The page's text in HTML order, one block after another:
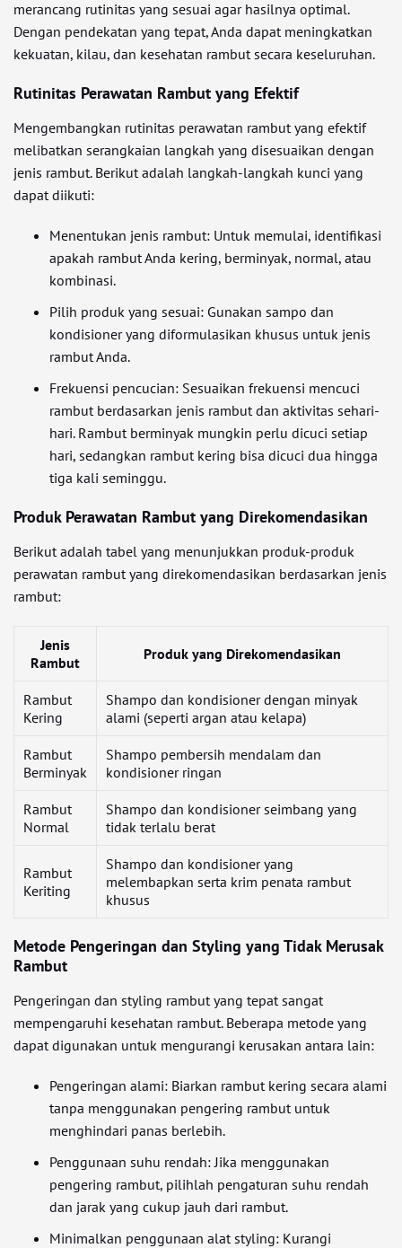
merancang rutinitas yang sesuai agar hasilnya optimal.
Dengan pendekatan yang tepat, Anda dapat meningkatkan
kekuatan, kilau, dan kesehatan rambut secara keseluruhan.
Rutinitas Perawatan Rambut yang Efektif
Mengembangkan rutinitas perawatan rambut yang efektif
melibatkan serangkaian langkah yang disesuaikan dengan
jenis rambut. Berikut adalah langkah-langkah kunci yang
dapat diikuti:
Menentukan jenis rambut: Untuk memulai, identifikasi
apakah rambut Anda kering, berminyak, normal, atau
kombinasi.
Pilih produk yang sesuai: Gunakan sampo dan
kondisioner yang diformulasikan khusus untuk jenis
rambut Anda.
Frekuensi pencucian: Sesuaikan frekuensi mencuci
rambut berdasarkan jenis rambut dan aktivitas sehari-
hari. Rambut berminyak mungkin perlu dicuci setiap
hari, sedangkan rambut kering bisa dicuci dua hingga
tiga kali seminggu.
Produk Perawatan Rambut yang Direkomendasikan
Berikut adalah tabel yang menunjukkan produk-produk
perawatan rambut yang direkomendasikan berdasarkan jenis
rambut:
Jenis
Rambut
Produk yang Direkomendasikan
Rambut
Kering
Shampo dan kondisioner dengan minyak
alami (seperti argan atau kelapa)
Rambut
Berminyak
Shampo pembersih mendalam dan
kondisioner ringan
Rambut
Normal
Shampo dan kondisioner seimbang yang
tidak terlalu berat
Rambut
Keriting
Shampo dan kondisioner yang
melembapkan serta krim penata rambut
khusus
Metode Pengeringan dan Styling yang Tidak Merusak
Rambut
Pengeringan dan styling rambut yang tepat sangat
mempengaruhi kesehatan rambut. Beberapa metode yang
dapat digunakan untuk mengurangi kerusakan antara lain:
Pengeringan alami: Biarkan rambut kering secara alami
tanpa menggunakan pengering rambut untuk
menghindari panas berlebih.
Penggunaan suhu rendah: Jika menggunakan
pengering rambut, pilihlah pengaturan suhu rendah
dan jarak yang cukup jauh dari rambut.
Minimalkan penggunaan alat styling: Kurangi